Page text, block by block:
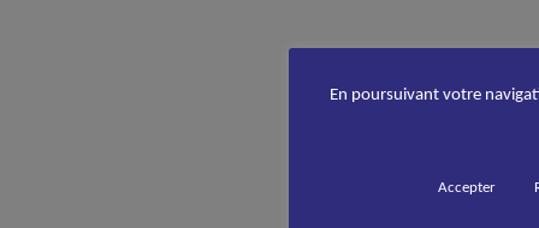
En poursuivant votre
Accepter